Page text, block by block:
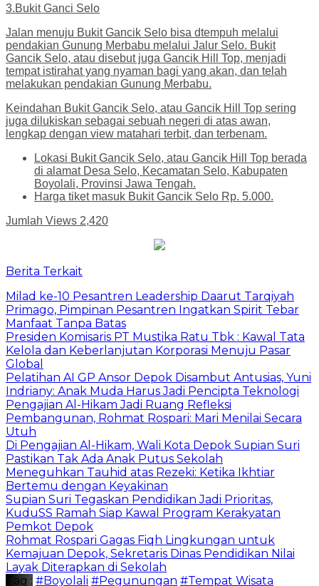
3.Bukit Ganci Selo
Jalan menuju Bukit Gancik Selo bisa dtempuh melalui
pendakian Gunung Merbabu melalui Jalur Selo. Bukit
Gancik Selo, atau disebut juga Gancik Hill Top, menjadi
tempat istirahat yang nyaman bagi yang akan, dan telah
melakukan pendakian Gunung Merbabu.
Keindahan Bukit Gancik Selo, atau Gancik Hill Top sering
juga dilukiskan sebagai sebuah negeri di atas awan,
lengkap dengan view matahari terbit, dan terbenam.
Lokasi Bukit Gancik Selo, atau Gancik Hill Top berada
di alamat Desa Selo, Kecamatan Selo, Kabupaten
Boyolali, Provinsi Jawa Tengah.
Harga tiket masuk Bukit Gancik Selo Rp. 5.000.
Jumlah Views 2,420
Berita Terkait
Milad ke-10 Pesantren Leadership Daarut Tarqiyah
Primago, Pimpinan Pesantren Ingatkan Spirit Tebar
Manfaat Tanpa Batas
Presiden Komisaris PT Mustika Ratu Tbk : Kawal Tata
Kelola dan Keberlanjutan Korporasi Menuju Pasar
Global
Pelatihan AI GP Ansor Depok Disambut Antusias, Yuni
Indriany: Anak Muda Harus Jadi Pencipta Teknologi
Pengajian Al-Hikam Jadi Ruang Refleksi
Pembangunan, Rohmat Rospari: Mari Menilai Secara
Utuh
Di Pengajian Al-Hikam, Wali Kota Depok Supian Suri
Pastikan Tak Ada Anak Putus Sekolah
Meneguhkan Tauhid atas Rezeki: Ketika Ikhtiar
Bertemu dengan Keyakinan
Supian Suri Tegaskan Pendidikan Jadi Prioritas,
KuduSS Ramah Siap Kawal Program Kerakyatan
Pemkot Depok
Rohmat Rospari Gagas Fiqh Lingkungan untuk
Kemajuan Depok, Sekretaris Dinas Pendidikan Nilai
Layak Diterapkan di Sekolah
Tag : #Boyolali #Pegunungan #Tempat Wisata